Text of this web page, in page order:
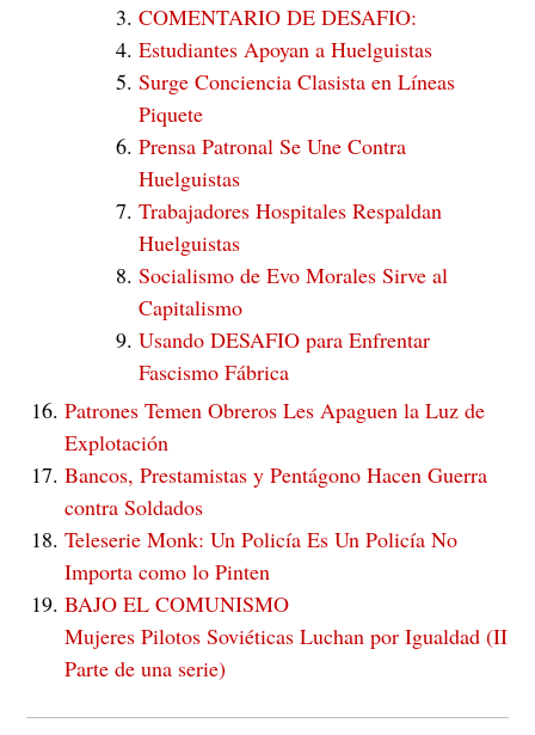
COMENTARIO DE DESAFIO:
Estudiantes Apoyan a Huelguistas
Surge Conciencia Clasista en Líneas
Piquete
Prensa Patronal Se Une Contra
Huelguistas
Trabajadores Hospitales Respaldan
Huelguistas
Socialismo de Evo Morales Sirve al
Capitalismo
Usando DESAFIO para Enfrentar
Fascismo Fábrica
Patrones Temen Obreros Les Apaguen la Luz de
Explotación
Bancos, Prestamistas y Pentágono Hacen Guerra
contra Soldados
Teleserie Monk: Un Policía Es Un Policía No
Importa como lo Pinten
BAJO EL COMUNISMO
Mujeres Pilotos Soviéticas Luchan por Igualdad (II
Parte de una serie)